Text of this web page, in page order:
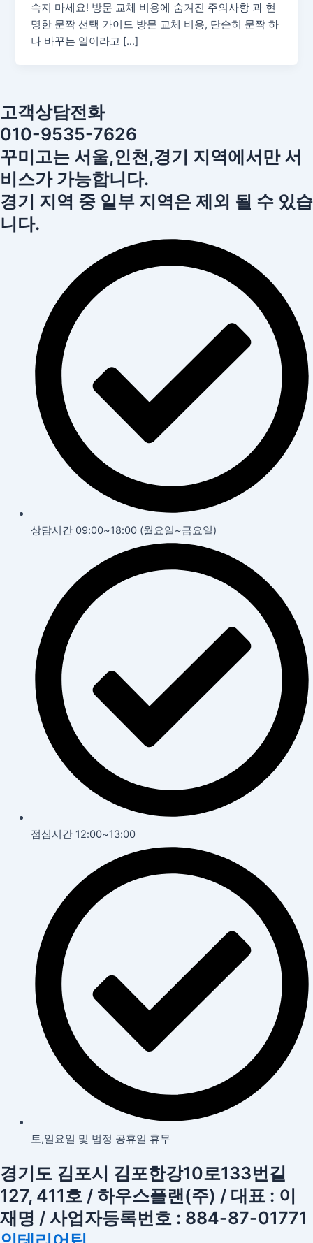
속지 마세요! 방문 교체 비용에 숨겨진 주의사항 과 현
명한 문짝 선택 가이드 방문 교체 비용, 단순히 문짝 하
나 바꾸는 일이라고 […]
고객상담전화
010-9535-7626
꾸미고는 서울,인천,경기 지역에서만 서
비스가 가능합니다.
경기 지역 중 일부 지역은 제외 될 수 있습
니다.
상담시간 09:00~18:00 (월요일~금요일)
점심시간 12:00~13:00
토,일요일 및 법정 공휴일 휴무
경기도 김포시 김포한강10로133번길
127, 411호 / 하우스플랜(주) / 대표 : 이
재명 / 사업자등록번호 : 884-87-01771